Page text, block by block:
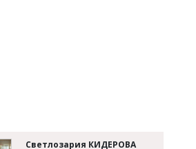
Светлозария КИДЕРОВА